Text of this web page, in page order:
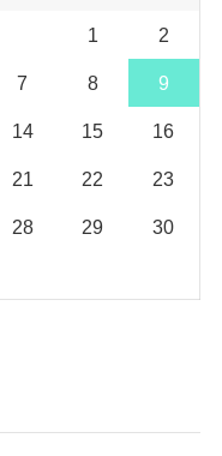
1 2
7 8 9
14 15 16
21 22 23
28 29 30